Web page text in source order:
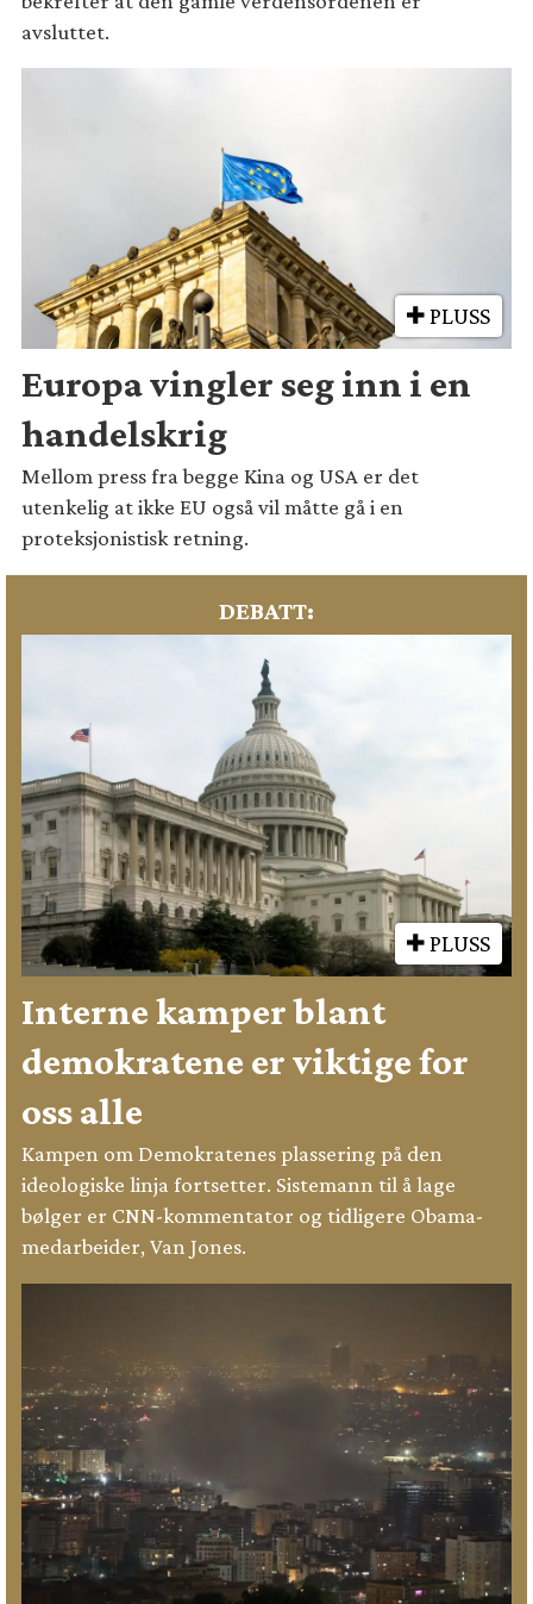
avsluttet.
PLUSS
Europa vingler seg inn i en
handelskrig
Mellom press fra begge Kina og USA er det
utenkelig at ikke EU også vil måtte gå i en
proteksjonistisk retning.
DEBATT:
PLUSS
Interne kamper blant
demokratene er viktige for
oss alle
Kampen om Demokratenes plassering på den
ideologiske linja fortsetter. Sistemann til å lage
bølger er CNN-kommentator og tidligere Obama-
medarbeider, Van Jones.